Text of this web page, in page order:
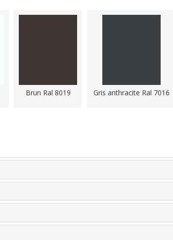
Brun Ral 8019 Gris anthracite Ral 7016